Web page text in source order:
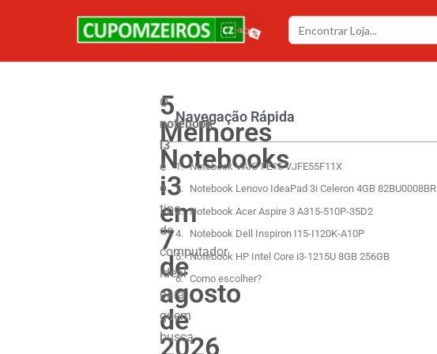
5
Melhores
Notebooks
i3
em
7
de
agosto
de
2026
O
notebook
i3
é
o
tipo
de
computador
ideal
para
quem
busca
Navegação Rápida
Notebook VAIO FE15 VJFE55F11X
Notebook Lenovo IdeaPad 3i Celeron 4GB 82BU0008BR
Notebook Acer Aspire 3 A315-510P-35D2
Notebook Dell Inspiron I15-I120K-A10P
Notebook HP Intel Core i3-1215U 8GB 256GB
Como escolher?